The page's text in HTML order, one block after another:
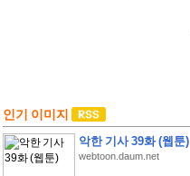
인기 이미지
악한 기사 39화 (웹툰)
webtoon.daum.net